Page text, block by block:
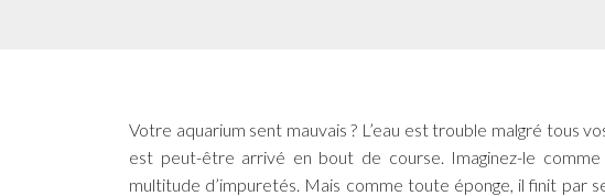
Votre aquarium sent mauvais ? L’eau est trouble malgré tous
est peut-être arrivé en bout de course. Imaginez-le
multitude d’impuretés. Mais comme toute éponge, il finit par